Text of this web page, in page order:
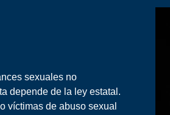
sexuales no
depende de la ley estatal.
víctimas de abuso sexual